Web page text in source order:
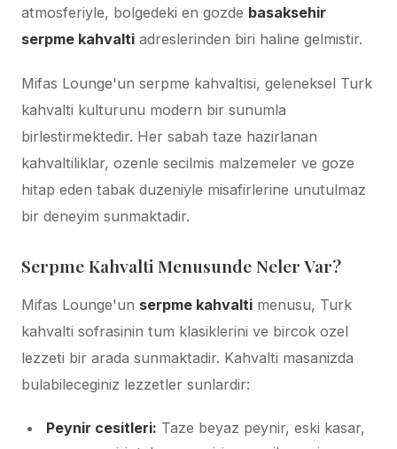
atmosferiyle, bolgedeki en gozde basaksehir
serpme kahvalti adreslerinden biri haline gelmistir.
Mifas Lounge'un serpme kahvaltisi, geleneksel Turk
kahvalti kulturunu modern bir sunumla
birlestirmektedir. Her sabah taze hazirlanan
kahvaltiliklar, ozenle secilmis malzemeler ve goze
hitap eden tabak duzeniyle misafirlerine unutulmaz
bir deneyim sunmaktadir.
Serpme Kahvalti Menusunde Neler Var?
Mifas Lounge'un serpme kahvalti menusu, Turk
kahvalti sofrasinin tum klasiklerini ve bircok ozel
lezzeti bir arada sunmaktadir. Kahvalti masanizda
bulabileceginiz lezzetler sunlardir:
Peynir cesitleri: Taze beyaz peynir, eski kasar,